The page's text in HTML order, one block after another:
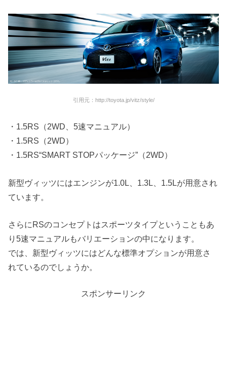
引用元：http://toyota.jp/vitz/style/
・1.5RS（2WD、5速マニュアル）
・1.5RS（2WD）
・1.5RS“SMART STOPパッケージ”（2WD）
新型ヴィッツにはエンジンが1.0L、1.3L、1.5Lが用意され
ています。
さらにRSのコンセプトはスポーツタイプということもあ
り5速マニュアルもバリエーションの中になります。
では、新型ヴィッツにはどんな標準オプションが用意さ
れているのでしょうか。
スポンサーリンク